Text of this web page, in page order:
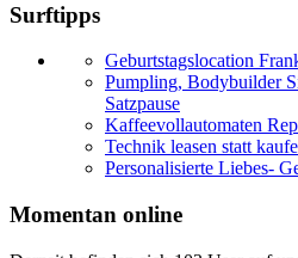
Surftipps
Geburtstagslocation
Pumpling, Bodybuilder
Satzpause
Kaffeevollautomaten
Technik leasen statt
Personalisierte Liebes-
Momentan online